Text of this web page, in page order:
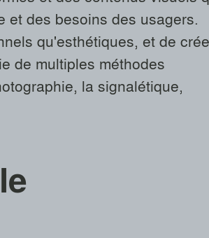
et des besoins des usagers.
qu'esthétiques, et de
de multiples méthodes
la signalétique,